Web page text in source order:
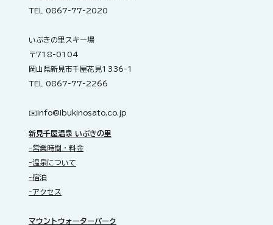
TEL 0867-77-2020
いぶきの里スキー場
〒718-0104
岡山県新見市千屋花見1336-1
TEL 0867-77-2266
✉️​info@ibukinosato.co.jp
新見千屋温泉 いぶきの里
-営業時間・料金
-温泉について
-宿泊
-アクセス
​マウントウォーターパーク